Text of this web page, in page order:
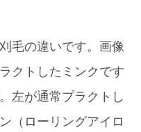
毛の違いです。画像
クトしたミンクです
左が通常プラクトし
（ローリングアイロ